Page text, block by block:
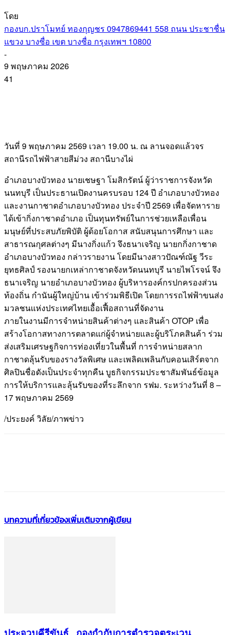
โดย
กองบก.ปราโมทย์ ทองกุญชร 0947869441 558 ถนน ประชาชื่น
แขวง บางซื่อ เขต บางซื่อ กรุงเทพฯ 10800
-
9 พฤษภาคม 2026
41
วันที่ 9 พฤษภาคม 2569 เวลา 19.00 น. ณ ลานจอดแล้วจร
สถานีรถไฟฟ้าสายสีม่วง สถานีบางไผ่
อำเภอบางบัวทอง นายเชษฐา โมสิกรัตน์ ผู้ว่าราชการจังหวัด
นนทบุรี เป็นประธานเปิดงานครบรอบ 124 ปี อำเภอบางบัวทอง
และงานกาชาดอำเภอบางบัวทอง ประจำปี 2569 เพื่อจัดหาราย
ได้เข้ากิ่งกาชาดอำเภอ เป็นทุนทรัพย์ในการช่วยเหลือเพื่อน
มนุษย์ที่ประสบภัยพิบัติ ผู้ด้อยโอกาส สนับสนุนการศึกษา และ
สาธารณกุศลต่างๆ มีนางกิ่งแก้ว จึงธนาเจริญ นายกกิ่งกาชาด
อำเภอบางบัวทอง กล่าวรายงาน โดยมีนางสาวปัณฑ์ณัฐ​ วีระ
ยุทธศิลป์​ รองนายกเหล่ากาชาดจังหวัดนนทบุรี นายไพโรจน์​ จึง
ธนาเจริญ​ นายอำเภอบางบัวทอง ผู้บริหารองค์กรปกครองส่วน
ท้องถิ่น กำนันผู้ใหญ่บ้าน เข้าร่วมพิธีเปิด โดยการรถไฟฟ้าขนส่ง
มวลชนแห่งประเทศไทยเอื้อเฟื้อสถานที่จัดงาน
ภายในงานมีการจำหน่ายสินค้าต่างๆ และสินค้า OTOP เพื่อ
สร้างโอกาสทางการตลาดแก่ผู้จำหน่ายและผู้บริโภคสินค้า ร่วม
ส่งเสริมเศรษฐกิจการท่องเที่ยวในพื้นที่ การจำหน่ายสลาก
กาชาดลุ้นรับของรางวัลพิเศษ และเพลิดเพลินกับคอนเสิร์ตจาก
ศิลปินชื่อดังเป็นประจำทุกคืน บูธกิจกรรมประชาสัมพันธ์ข้อมูล
การให้บริการและลุ้นรับของที่ระลึกจาก รฟม. ระหว่างวันที่ 8 –
17 พฤษภาคม 2569
/ประยงค์ วิลัย/ภาพข่าว
บทความที่เกี่ยวข้องเพิ่มเติมจากผู้เขียน